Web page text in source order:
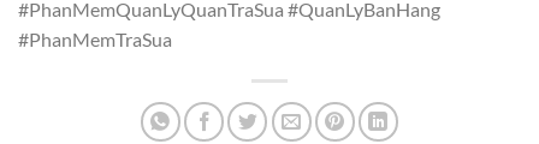
#PhanMemQuanLyQuanTraSua #QuanLyBanHang
#PhanMemTraSua